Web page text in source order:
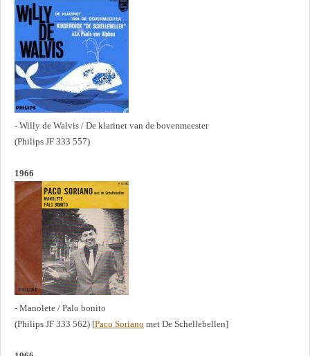
- Willy de Walvis / De klarinet van de bovenmeester
(Philips JF 333 557)
1966
- Manolete / Palo bonito
(Philips JF 333 562) [Paco Soriano met De Schellebellen]